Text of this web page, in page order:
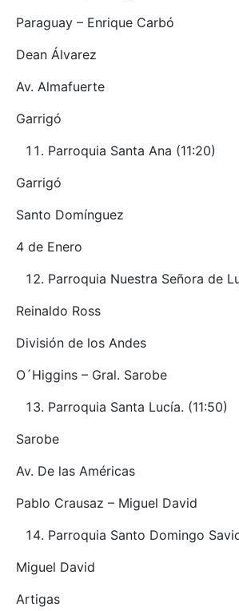
Paraguay – Enrique Carbó
Dean Álvarez
Av. Almafuerte
Garrigó
Parroquia Santa Ana (11:20)
Garrigó
Santo Domínguez
4 de Enero
Parroquia Nuestra Señora de
Reinaldo Ross
División de los Andes
O´Higgins – Gral. Sarobe
Parroquia Santa Lucía. (11:50)
Sarobe
Av. De las Américas
Pablo Crausaz – Miguel David
Parroquia Santo Domingo
Miguel David
Artigas